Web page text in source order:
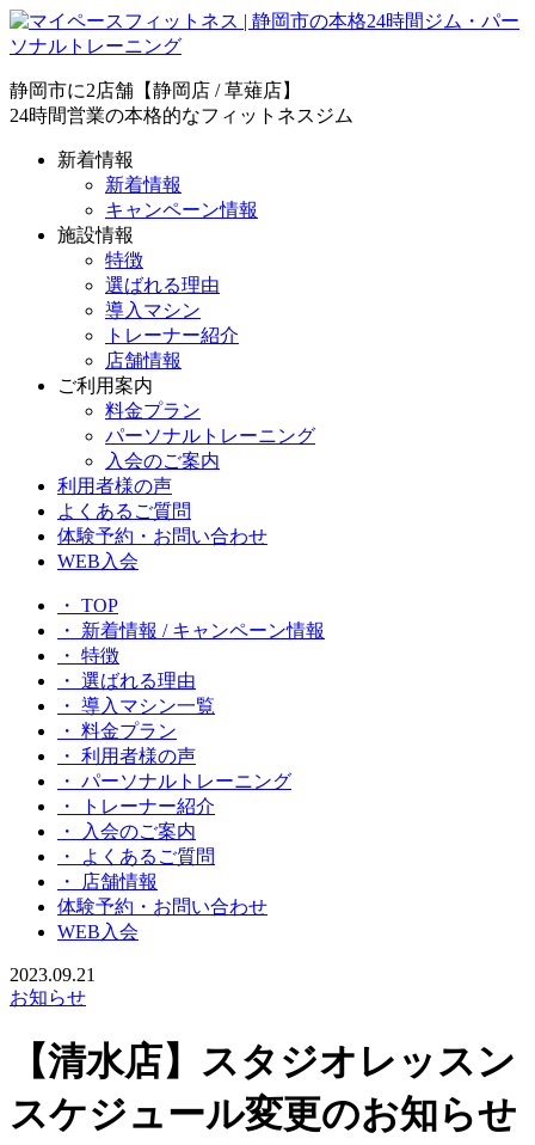
静岡市に2店舗【静岡店 / 草薙店】
24時間営業の本格的なフィットネスジム
新着情報
新着情報
キャンペーン情報
施設情報
特徴
選ばれる理由
導入マシン
トレーナー紹介
店舗情報
ご利用案内
料金プラン
パーソナルトレーニング
入会のご案内
利用者様の声
よくあるご質問
体験予約・お問い合わせ
WEB入会
・ TOP
・ 新着情報 / キャンペーン情報
・ 特徴
・ 選ばれる理由
・ 導入マシン一覧
・ 料金プラン
・ 利用者様の声
・ パーソナルトレーニング
・ トレーナー紹介
・ 入会のご案内
・ よくあるご質問
・ 店舗情報
体験予約・お問い合わせ
WEB入会
2023.09.21
お知らせ
【清水店】スタジオレッスン
スケジュール変更のお知らせ